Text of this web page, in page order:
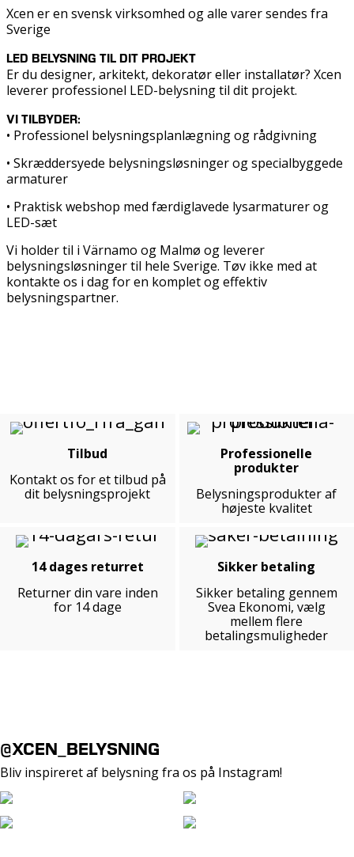
Xcen er en svensk virksomhed og alle varer sendes fra
Sverige
LED BELYSNING TIL DIT PROJEKT
Er du designer, arkitekt, dekoratør eller installatør? Xcen
leverer professionel LED-belysning til dit projekt.
VI TILBYDER:
• Professionel belysningsplanlægning og rådgivning
• Skræddersyede belysningsløsninger og specialbyggede
armaturer
• Praktisk webshop med færdiglavede lysarmaturer og
LED-sæt
Vi holder til i Värnamo og Malmø og leverer
belysningsløsninger til hele Sverige. Tøv ikke med at
kontakte os i dag for en komplet og effektiv
belysningspartner.
Tilbud
Kontakt os for et tilbud på
dit belysningsprojekt
Professionelle
produkter
Belysningsprodukter af
højeste kvalitet
14 dages returret
Returner din vare inden
for 14 dage
Sikker betaling
Sikker betaling gennem
Svea Ekonomi, vælg
mellem flere
betalingsmuligheder
@XCEN_BELYSNING
Bliv inspireret af belysning fra os på Instagram!